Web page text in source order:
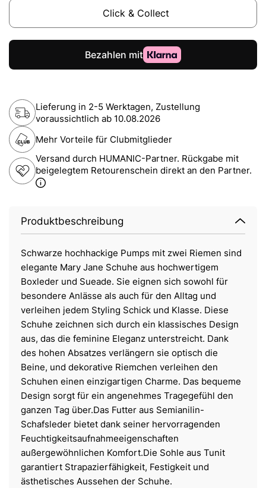
Click & Collect
Lieferung in 2-5 Werktagen, Zustellung
voraussichtlich ab 10.08.2026
Mehr Vorteile für Clubmitglieder
Versand durch HUMANIC-Partner. Rückgabe mit
beigelegtem Retourenschein direkt an den Partner.
Produktbeschreibung
Schwarze hochhackige Pumps mit zwei Riemen sind
elegante Mary Jane Schuhe aus hochwertigem
Boxleder und Sueade. Sie eignen sich sowohl für
besondere Anlässe als auch für den Alltag und
verleihen jedem Styling Schick und Klasse. Diese
Schuhe zeichnen sich durch ein klassisches Design
aus, das die feminine Eleganz unterstreicht. Dank
des hohen Absatzes verlängern sie optisch die
Beine, und dekorative Riemchen verleihen den
Schuhen einen einzigartigen Charme. Das bequeme
Design sorgt für ein angenehmes Tragegefühl den
ganzen Tag über.Das Futter aus Semianilin-
Schafsleder bietet dank seiner hervorragenden
Feuchtigkeitsaufnahmeeigenschaften
außergewöhnlichen Komfort.Die Sohle aus Tunit
garantiert Strapazierfähigkeit, Festigkeit und
ästhetisches Aussehen der Schuhe.